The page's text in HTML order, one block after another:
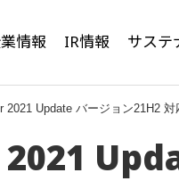
情報 IR情報 サステ
2021 Update バージョン21H2 対